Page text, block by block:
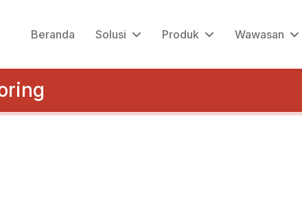
Beranda Solusi Produk Wawasan